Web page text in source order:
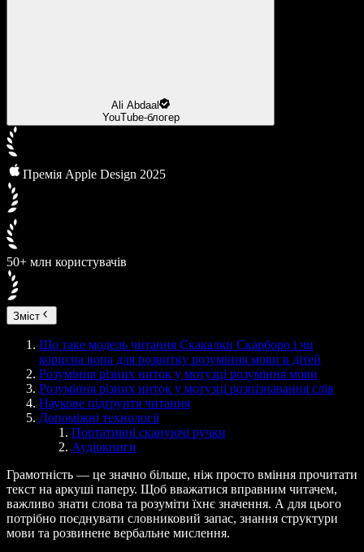
Ali Abdaal
YouTube-блогер
Премія Apple Design 2025
50+ млн користувачів
Зміст
Що таке модель читання Скакалки Скарборо і чи
корисна вона для розвитку розуміння мови в дітей
Розуміння різних ниток у мотузці розуміння мови
Розуміння різних ниток у мотузці розпізнавання слів
Наукове підґрунтя читання
Допоміжні технології
Портативні скануючі ручки
Аудіокниги
Грамотність — це значно більше, ніж просто вміння прочитати
текст на аркуші паперу. Щоб вважатися вправним читачем,
важливо знати слова та розуміти їхнє значення. А для цього
потрібно поєднувати словниковий запас, знання структури
мови та розвинене вербальне мислення.